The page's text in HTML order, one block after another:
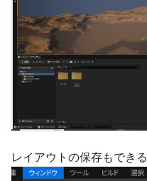
レイアウトの保存もできる